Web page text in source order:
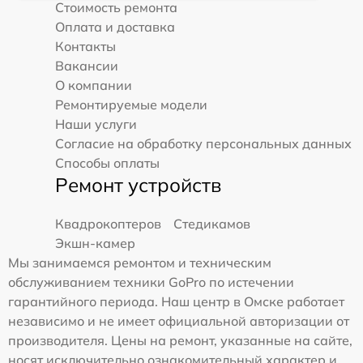
Стоимость ремонта
Оплата и доставка
Контакты
Вакансии
О компании
Ремонтируемые модели
Наши услуги
Согласие на обработку персональных данных
Способы оплаты
Ремонт устройств
Квадрокоптеров
Стедикамов
Экшн-камер
Мы занимаемся ремонтом и техническим
обслуживанием техники GoPro по истечении
гарантийного периода. Наш центр в Омске работает
независимо и не имеет официальной авторизации от
производителя. Цены на ремонт, указанные на сайте,